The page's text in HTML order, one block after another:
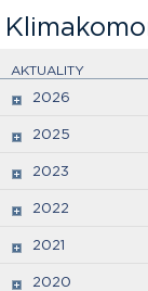
AKTUALITY
2026
2025
2023
2022
2021
2020